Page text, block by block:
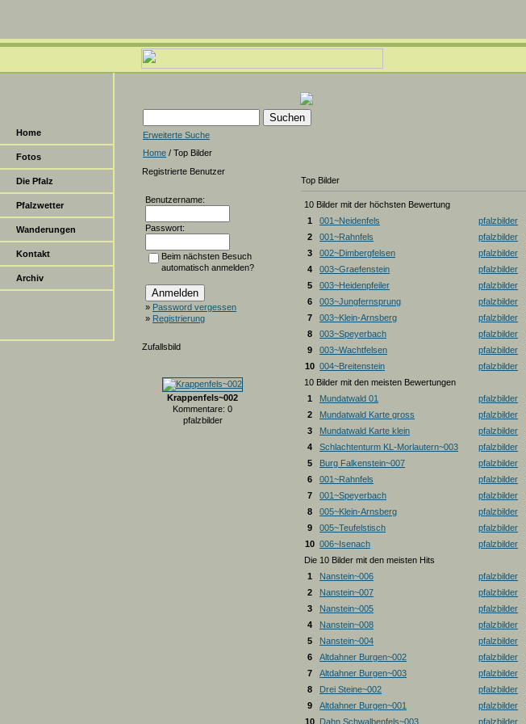
Home
Fotos
Die Pfalz
Pfalzwetter
Wanderungen
Kontakt
Archiv
Erweiterte Suche
Home / Top Bilder
Registrierte Benutzer
Benutzername:
Passwort:
Beim nächsten Besuch
automatisch anmelden?
» Password vergessen
» Registrierung
Zufallsbild
Krappenfels~002
Kommentare: 0
pfalzbilder
Top Bilder
10 Bilder mit der höchsten Bewertung
1
001~Neidenfels pfalzbilder
2
001~Rahnfels pfalzbilder
3
002~Dimbergfelsen pfalzbilder
4
003~Graefenstein pfalzbilder
5
003~Heidenpfeiler pfalzbilder
6
003~Jungfernsprung pfalzbilder
7
003~Klein-Arnsberg pfalzbilder
8
003~Speyerbach pfalzbilder
9
003~Wachtfelsen pfalzbilder
10 004~Breitenstein pfalzbilder
10 Bilder mit den meisten Bewertungen
1
Mundatwald 01 pfalzbilder
2
Mundatwald Karte gross pfalzbilder
3
Mundatwald Karte klein pfalzbilder
4
Schlachtenturm KL-Morlautern~003 pfalzbilder
5
Burg Falkenstein~007 pfalzbilder
6
001~Rahnfels pfalzbilder
7
001~Speyerbach pfalzbilder
8
005~Klein-Arnsberg pfalzbilder
9
005~Teufelstisch pfalzbilder
10 006~Isenach pfalzbilder
Die 10 Bilder mit den meisten Hits
1
Nanstein~006 pfalzbilder
2
Nanstein~007 pfalzbilder
3
Nanstein~005 pfalzbilder
4
Nanstein~008 pfalzbilder
5
Nanstein~004 pfalzbilder
6
Altdahner Burgen~002 pfalzbilder
7
Altdahner Burgen~003 pfalzbilder
8
Drei Steine~002 pfalzbilder
9
Altdahner Burgen~001 pfalzbilder
10
Dahn Schwalbenfels~003 pfalzbilder